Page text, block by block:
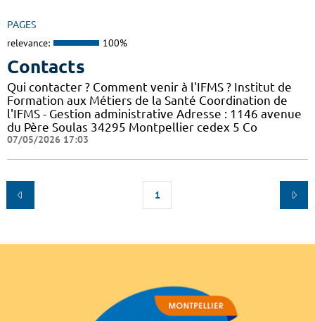
PAGES
relevance: 100%
Contacts
Qui contacter ? Comment venir à l'IFMS ? Institut de
Formation aux Métiers de la Santé Coordination de
l'IFMS - Gestion administrative Adresse : 1146 avenue
du Père Soulas 34295 Montpellier cedex 5 Co
07/05/2026 17:03
1